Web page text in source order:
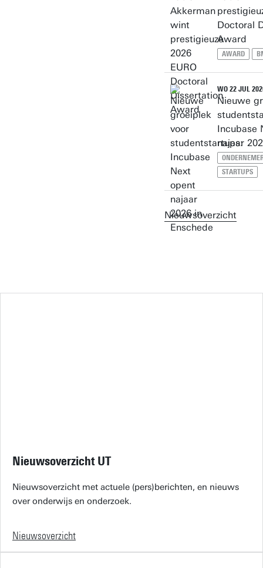
Doctoral
Award
AWARD
WO 22 JUL
Nieuwe
Incubase
najaar
STARTUPS
Nieuwsoverzicht
Nieuwsoverzicht UT
Nieuwsoverzicht met actuele (pers)berichten, en nieuws
over onderwijs en onderzoek.
Nieuwsoverzicht